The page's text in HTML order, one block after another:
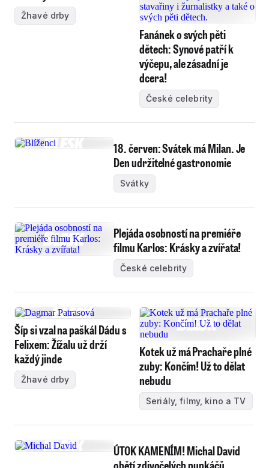
Žhavé drby
Fanánek o svých pěti
dětech: Synové patří k
výčepu, ale zásadní je
dcera!
České celebrity
18. červen: Svátek má Milan. Je
Den udržitelné gastronomie
Svátky
Plejáda osobností na premiéře
filmu Karlos: Krásky a zvířata!
České celebrity
Šíp si vzal na paškál Dádu s
Felixem: Žížalu už drží
každý jinde
Žhavé drby
Kotek už má Prachaře plné
zuby: Končím! Už to dělat
nebudu
Seriály, filmy, kino a TV
ÚTOK KAMENÍM! Michal David